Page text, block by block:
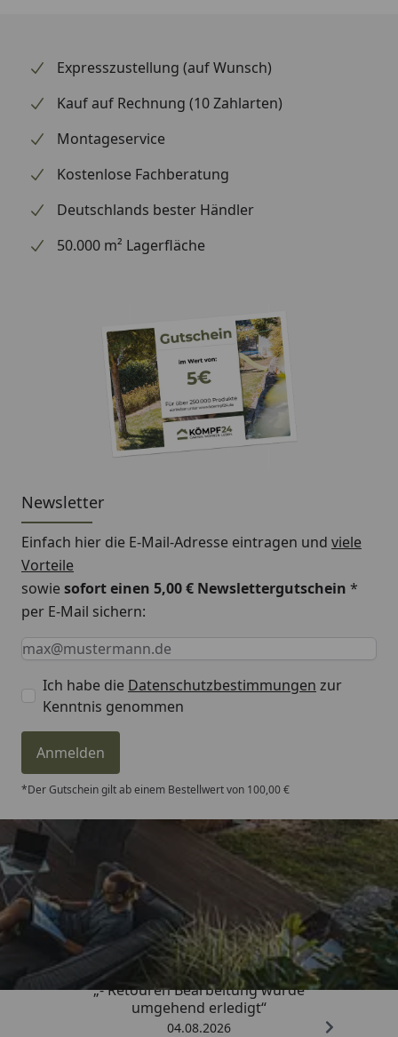
Expresszustellung (auf Wunsch)
Kauf auf Rechnung (10 Zahlarten)
Montageservice
Kostenlose Fachberatung
Deutschlands bester Händler
50.000 m² Lagerfläche
Newsletter
Einfach hier die E-Mail-Adresse eintragen und viele
Vorteile
sowiesofort einen 5,00 € Newslettergutschein *
per E-Mail sichern:
Keine Eingabe erforderlich
Eingabe erforderlich
E-Mail *
Ich habe die Datenschutzbestimmungen zur
Kenntnis genommen
Anmelden
*Der Gutschein gilt ab einem Bestellwert von 100,00 €
Trusted Shops
4,81/ 5
„- Retouren Bearbeitung wurde
umgehend erledigt“
04.08.2026